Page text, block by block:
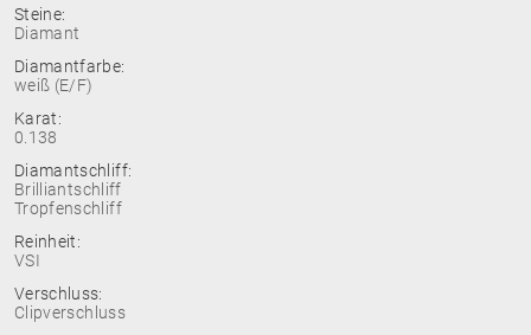
Steine:
Diamant
Diamantfarbe:
weiß (E/F)
Karat:
0.138
Diamantschliff:
Brilliantschliff
Tropfenschliff
Reinheit:
VSI
Verschluss:
Clipverschluss